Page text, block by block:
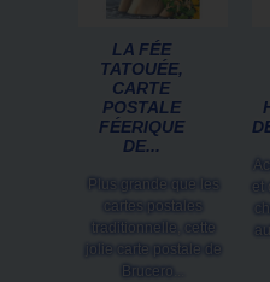
LA FÉE
TATOUÉE,
CARTE
POSTALE
FÉERIQUE
DE...
Plus grande que les
cartes postales
traditionnelle, cette
jolie carte postale de
Brucero...
et